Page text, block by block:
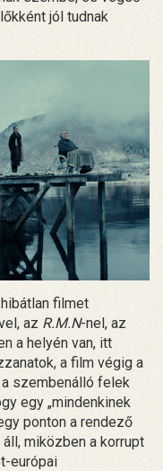
jól tudnak
filmet
az R.M.N-nel, az
a helyén van, itt
a film végig a
szembenálló felek
egy „mindenkinek
ponton a rendező
miközben a korrupt
európai